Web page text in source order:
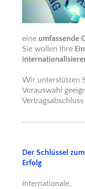
eine umfassende
Sie wollen Ihre
Wir unterstützen
Vorauswahl
Der Schlüssel zum
Erfolg
Internationale,